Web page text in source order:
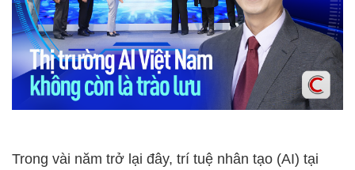
Trong vài năm trở lại đây, trí tuệ nhân tạo (AI) tại